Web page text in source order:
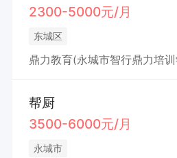
2300-5000元/月
东城区
鼎力教育(永城市智行鼎力培
帮厨
3500-6000元/月
永城市